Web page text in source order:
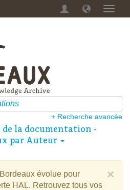
Menu
+ Recherche avancée
la documentation -
par Auteur
×
évolue pour
HAL. Retrouvez tous vos